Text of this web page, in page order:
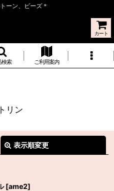
ーン、ビーズ＊
カート
検索 ご利用案内
リン
表示順変更
[ame2]